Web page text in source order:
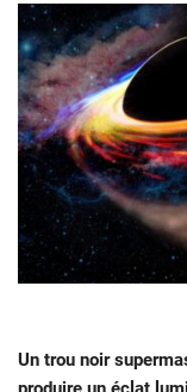
Un trou noir